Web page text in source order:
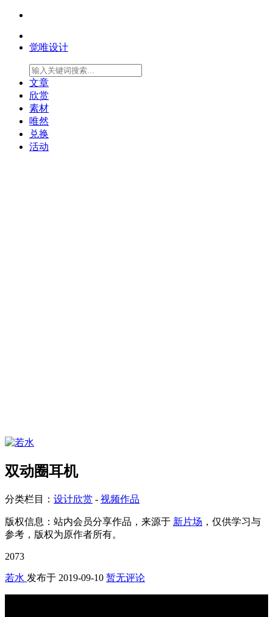
觉唯设计
文章
欣赏
素材
唯然
兑换
活动
双动圈耳机
分类栏目： 设计欣赏 - 视频作品
版权信息： 站内会员分享作品，来源于 新片场 ，仅供学习与
参考，版权为原作者所有。
2073
若水 发布于 2019-09-10 暂无评论